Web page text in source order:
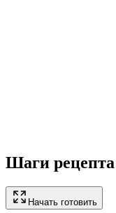
Шаги рецепта
Начать готовить